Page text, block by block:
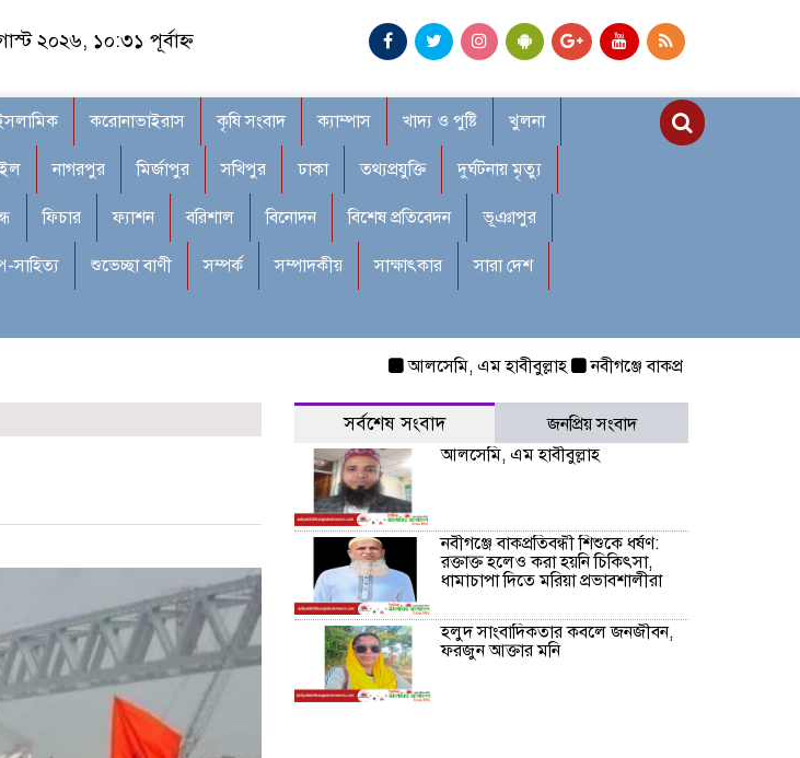
২০২৬, ১০:৩১ পূর্বাহ্ন
করোনাভাইরাস কৃষি সংবাদ ক্যাম্পাস খাদ্য ও পুষ্টি খুলনা
নাগরপুর মির্জাপুর সখিপুর ঢাকা তথ্যপ্রযুক্তি দুর্ঘটনায় মৃত্যু
ফিচার ফ্যাশন বরিশাল বিনোদন বিশেষ প্রতিবেদন ভূঞাপুর
সাহিত্য শুভেচ্ছা বাণী সম্পর্ক সম্পাদকীয় সাক্ষাৎকার সারা দেশ
আলসেমি, এম হাবীবুল্লাহ নবীগঞ্জে বাকপ্রতিবন্ধী শিশুকে ধর্ষণ:
সর্বশেষ সংবাদ
জনপ্রিয় সংবাদ
আলসেমি, এম হাবীবুল্লাহ
নবীগঞ্জে বাকপ্রতিবন্ধী শিশুকে ধর্ষণ:
রক্তাক্ত হলেও করা হয়নি চিকিৎসা,
ধামাচাপা দিতে মরিয়া প্রভাবশালীরা
হলুদ সাংবাদিকতার কবলে জনজীবন,
ফরজুন আক্তার মনি